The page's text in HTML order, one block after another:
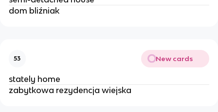
dom bliźniak
53 New cards
stately home
zabytkowa rezydencja wiejska